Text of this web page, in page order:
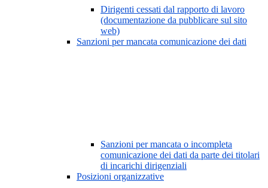
Dirigenti cessati dal rapporto di lavoro
(documentazione da pubblicare sul sito
web)
Sanzioni per mancata comunicazione dei dati
Sanzioni per mancata o incompleta
comunicazione dei dati da parte dei titolari
di incarichi dirigenziali
Posizioni organizzative